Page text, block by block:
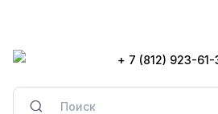
+ 7 (812) 923-61-